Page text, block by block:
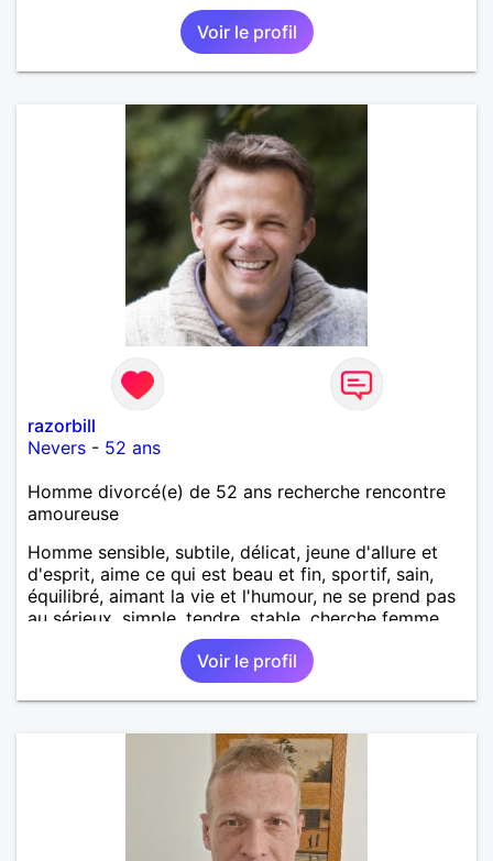
quelqu'un de simple et sincère, une bonne
complicité et de la bonne humeur me ravirait.. alors
si l'envie de me découvrir vous en dit, je vous dis à
bientôt.
Voir le profil
razorbill
Nevers - 52 ans
Homme divorcé(e) de 52 ans recherche rencontre
amoureuse
Homme sensible, subtile, délicat, jeune d'allure et
d'esprit, aime ce qui est beau et fin, sportif, sain,
équilibré, aimant la vie et l'humour, ne se prend pas
au sérieux, simple, tendre, stable, cherche femme
sensuelle, intelligente et gaie.
Voir le profil